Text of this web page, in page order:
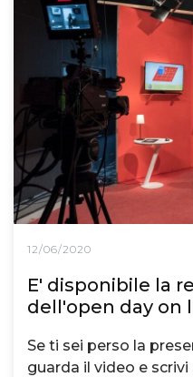
12/06/2020
E' disponibile la
dell'open day on
Se ti sei perso la
guarda il video e